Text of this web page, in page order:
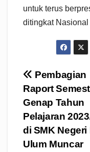
untuk terus
ditingkat
Navigasi
pos
Pembagian
Raport
Genap Tahun
Pelajaran
di SMK Negeri
Ulum Muncar